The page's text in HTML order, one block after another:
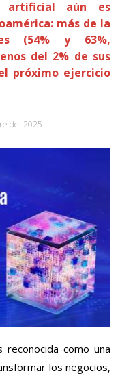
artificial aún es
más de la
(54% y 63%,
del 2% de sus
próximo ejercicio
del 2025
reconocida como una
los negocios,